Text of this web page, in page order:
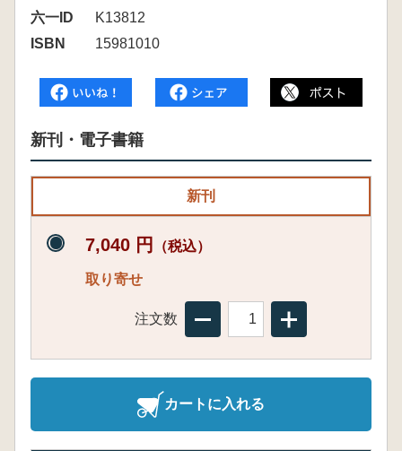
六一ID
K13812
ISBN
15981010
新刊・電子書籍
新刊
7,040 円 （税込）
取り寄せ
注文数
カートに入れる